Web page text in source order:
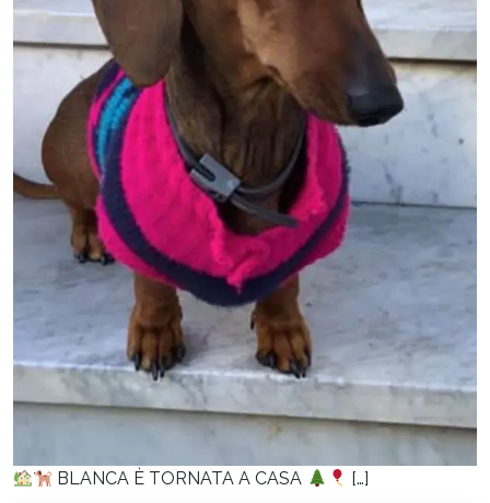
BLANCA È TORNATA A CASA […]